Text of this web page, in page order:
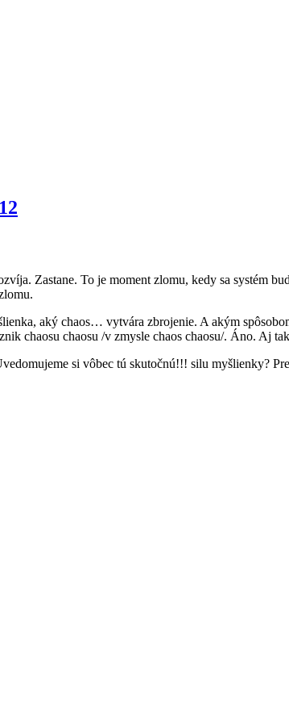
Zastane. To je moment zlomu, kedy sa systém
aký chaos… vytvára zbrojenie. A akým
chaosu chaosu /v zmysle chaos chaosu/. Áno. Aj
si vôbec tú skutočnú!!! silu myšlienky?